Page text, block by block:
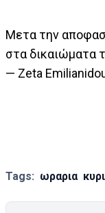
Μετα την
στα δικαιώματα
— Zeta
Tags: ωραρια